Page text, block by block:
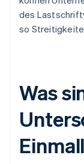
des
so
Was